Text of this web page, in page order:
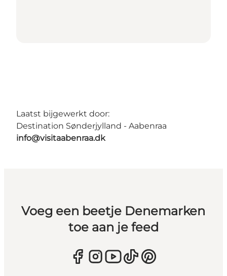
Laatst bijgewerkt door:
Destination Sønderjylland - Aabenraa
info@visitaabenraa.dk
Voeg een beetje Denemarken
toe aan je feed